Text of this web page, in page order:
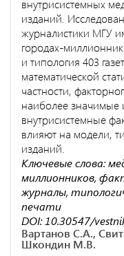
внутрисистемных
изданий.
журналистики МГУ
городах-
и типология 403
математической
частности,
наиболее значимые
внутрисистемные
влияют на модели,
изданий.
Ключевые слова:
миллионников,
журналы,
печати
DOI: 10.30547/
Вартанов С.А.,
Шкондин М.В.